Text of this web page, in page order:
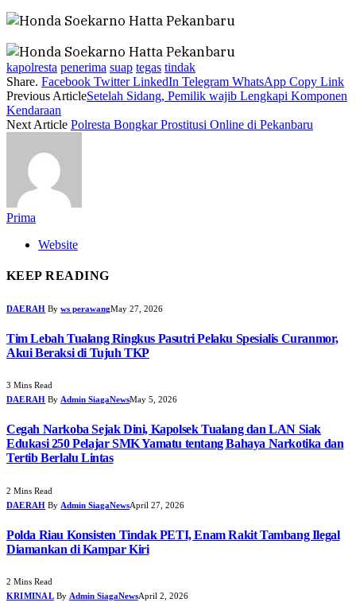
kapolresta penerima suap tegas tindak
Share. Facebook Twitter LinkedIn Telegram WhatsApp Copy Link
Previous ArticleSetelah Sidang, Pemilik wajib Lengkapi Komponen
Kendaraan
Next Article Polresta Bongkar Prostitusi Online di Pekanbaru
Prima
Website
KEEP READING
DAERAH By ws perawangMay 27, 2026
Tim Lebah Tualang Ringkus Pasutri Pelaku Spesialis Curanmor,
Akui Beraksi di Tujuh TKP
3 Mins Read
DAERAH By Admin SiagaNewsMay 5, 2026
Cegah Narkoba Sejak Dini, Kapolsek Tualang dan LAN Siak
Edukasi 250 Pelajar SMK Yamatu tentang Bahaya Narkotika dan
Tertib Berlalu Lintas
2 Mins Read
DAERAH By Admin SiagaNewsApril 27, 2026
Polda Riau Konsisten Tindak PETI, Enam Rakit Tambang Ilegal
Diamankan di Kampar Kiri
2 Mins Read
KRIMINAL By Admin SiagaNewsApril 2, 2026